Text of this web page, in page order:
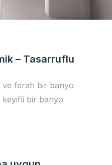
– Tasarruflu
ve ferah bir banyo
keyifli bir banyo